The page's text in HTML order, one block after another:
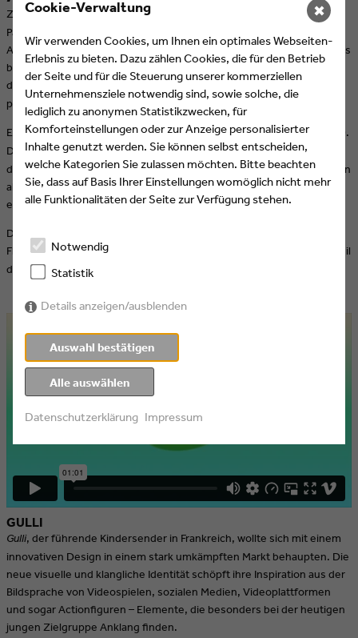
Zum 35. Jubiläum beauftragte
Gédéon als vertrauten
Partner mit der Neugestaltung der Marke, um diesen besonderen
Anlass zu würdigen. Als einer der führenden Fernsehsender Spaniens
begann Gédéon mit der Entwicklung eines grafischen Systems, das
die Vielfalt der Inhalte widerspiegelt, dieAntena 3produziert und
präsentiert.
Ein zentrales neues Element entstand in Form derpúa(das Plektrum).
Die púaist nun das multifunktionale und wiedererkennbare Symbol
des Senders – sie dient sowohl als Orientierungshilfe in Werbepausen
als auch als Markenzeichen, das neben dem Sendernamen oder als
eigenständiges Logo verwendet wird.
Durch die erweiterte Farbpalette und das neue Symbol wird die
Flexibilität und Persönlichkeit von
als essenzieller Bestandteil
der Markenidentität betont.
GULLI
Gulli, der führende Kindersender in Frankreich, wollte sich mit einem
innovativen Design in einem stark umkämpften Markt behaupten. Die
neue visuelle und klangliche Identität schöpft ihre Inspiration aus der
Bildsprache von Videospielen, sozialen Medien, Videoplattformen
und sogar Actionfiguren – Elemente, die besonders bei der heutigen
jungen Zielgruppe Anklang finden.
Cookie-Verwaltung
Wir verwenden Cookies, um Ihnen ein optimales Webseiten-
Erlebnis zu bieten. Dazu zählen Cookies, die für den Betrieb
der Seite und für die Steuerung unserer kommerziellen
Unternehmensziele notwendig sind, sowie solche, die
lediglich zu anonymen Statistikzwecken, für
Komforteinstellungen oder zur Anzeige personalisierter
Inhalte genutzt werden. Sie können selbst entscheiden,
welche Kategorien Sie zulassen möchten. Bitte beachten
Sie, dass auf Basis Ihrer Einstellungen womöglich nicht mehr
alle Funktionalitäten der Seite zur Verfügung stehen.
Notwendig
Statistik
Details anzeigen/ausblenden
Auswahl bestätigen
Alle auswählen
Datenschutzerklärung Impressum
✖